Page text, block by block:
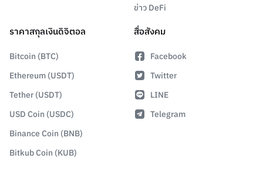
ข่าว DeFi
ราคาสกุลเงินดิจิตอล
Bitcoin (BTC)
Ethereum (USDT)
Tether (USDT)
USD Coin (USDC)
Binance Coin (BNB)
Bitkub Coin (KUB)
สื่อสังคม
Facebook
Twitter
LINE
Telegram